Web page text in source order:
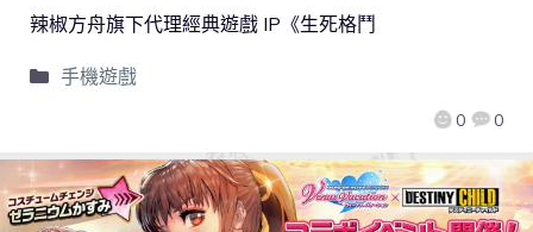
0 0
辣椒方舟旗下代理經典遊戲 IP《生死格鬥
手機遊戲